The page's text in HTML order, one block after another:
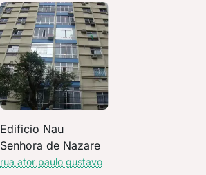
Edificio Nau
Senhora de Nazare
rua ator paulo gustavo